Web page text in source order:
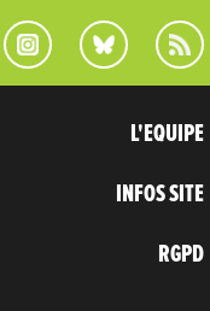
L'EQUIPE
INFOS SITE
RGPD